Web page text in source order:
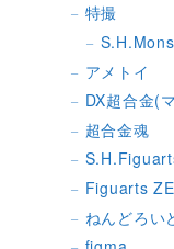
特撮
アメトイ
DX超合金(
超合金魂
Figuarts
ねんどろい